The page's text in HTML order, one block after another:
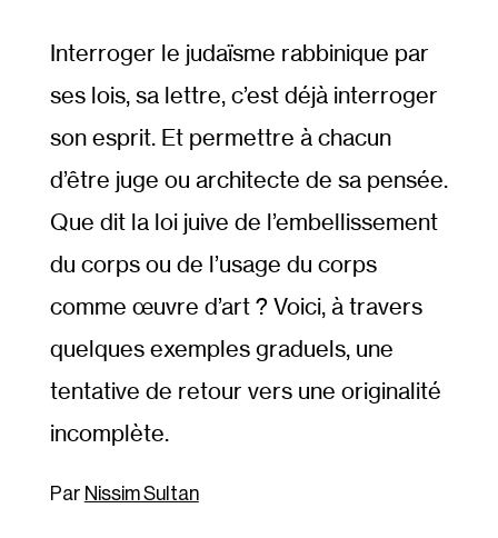
Interroger le judaïsme rabbinique par
ses lois, sa lettre, c’est déjà interroger
son esprit. Et permettre à chacun
d’être juge ou architecte de sa pensée.
Que dit la loi juive de l’embellissement
du corps ou de l’usage du corps
comme œuvre d’art ? Voici, à travers
quelques exemples graduels, une
tentative de retour vers une originalité
incomplète.
Nissim Sultan